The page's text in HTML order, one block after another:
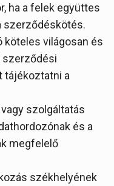
ha a felek együttes
szerződéskötés.
köteles világosan és
szerződési
tájékoztatni a
szolgáltatás
és a
megfelelő
székhelyének